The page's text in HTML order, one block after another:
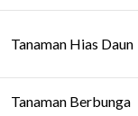
Tanaman Hias Daun
Tanaman Berbunga